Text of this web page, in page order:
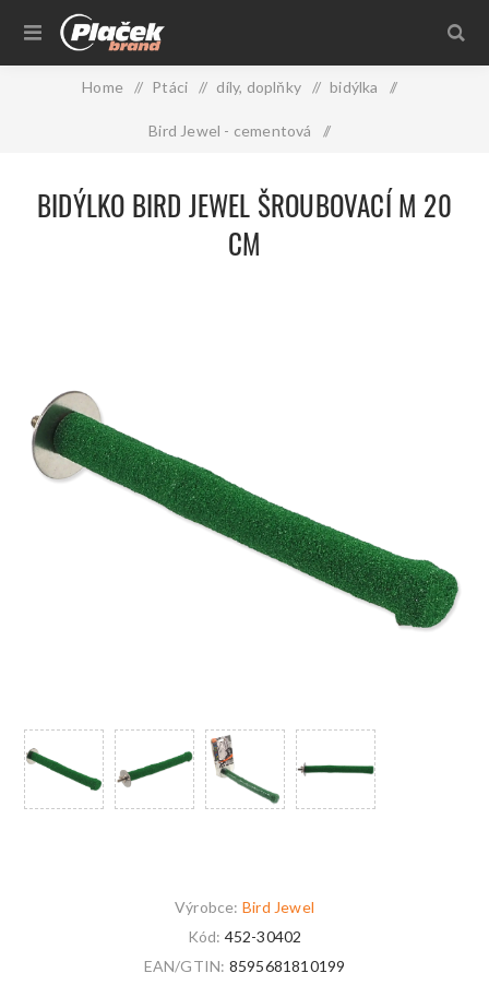
Home / Ptáci / díly, doplňky / bidýlka /
Bird Jewel - cementová /
BIDÝLKO BIRD JEWEL ŠROUBOVACÍ M 20
CM
Výrobce: Bird Jewel
Kód: 452-30402
EAN/GTIN: 8595681810199